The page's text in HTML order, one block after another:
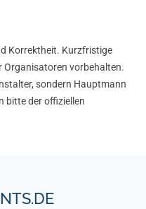
Korrektheit. Kurzfristige
Organisatoren vorbehalten.
sondern Hauptmann
bitte der offiziellen